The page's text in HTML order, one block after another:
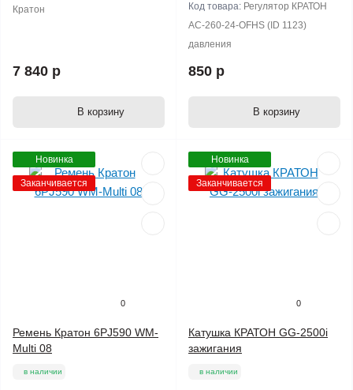
Кратон
7 840 р
В корзину
Код товара: Регулятор КРАТОН
AC-260-24-OFHS (ID 1123)
давления
850 р
В корзину
Новинка
Заканчивается
0
Ремень Кратон 6PJ590 WM-
Multi 08
в наличии
Новинка
Заканчивается
0
Катушка КРАТОН GG-2500i
зажигания
в наличии